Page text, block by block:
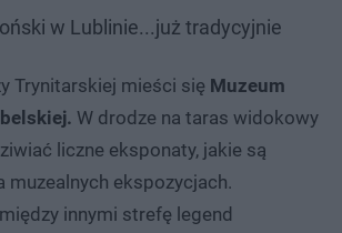
w Lublinie...już tradycyjnie
Trynitarskiej mieści się Muzeum
W drodze na taras widokowy
liczne eksponaty, jakie są
muzealnych ekspozycjach.
innymi strefę legend